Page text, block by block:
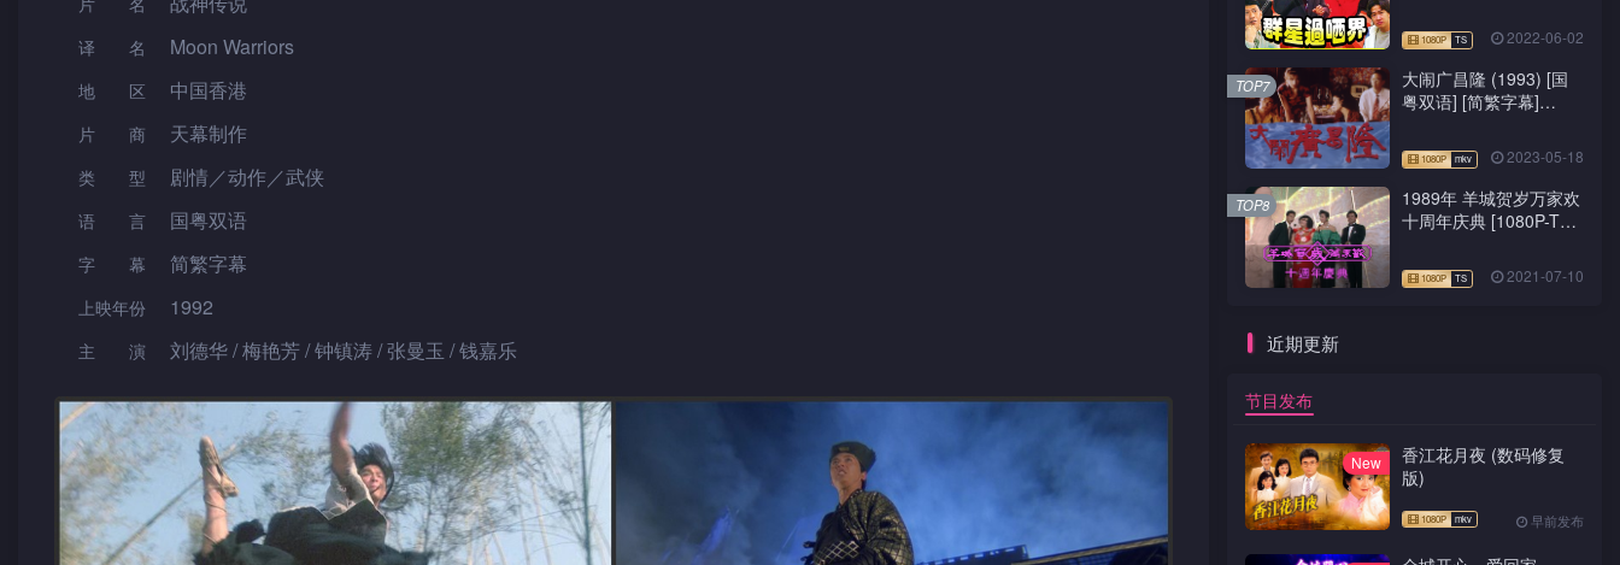
译名 Moon Warriors
地区 中国香港
片 商 天幕制作
类型 剧情／动作／武侠
语言 国粤双语
字幕 简繁字幕
上映年份 1992
主演 刘德华 / 梅艳芳 / 钟镇涛 / 张曼玉 / 钱嘉乐
2022-06-02
大闹广昌隆 (1993) [国
粤双语] [简繁字幕]
2023-05-18
TOP7
1989年 羊城贺岁万家欢
十周年庆典 [1080P-TS
2021-07-10
TOP8
近期更新
节目发布
New
香江花月夜 (数码修复
版)
早前发布